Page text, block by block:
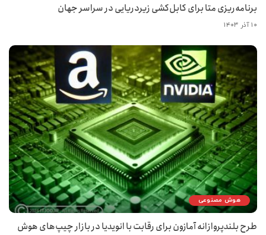
برنامه‌ریزی متا برای کابل‌کشی زیردریایی در سراسر جهان
۱۰ آذر ۱۴۰۳
هوش مصنوعی
طرح بلندپروازانه آمازون برای رقابت با انویدیا در بازار چیپ‌های هوش